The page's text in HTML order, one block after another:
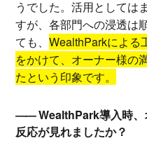
うでした。活用としては
すが、各部門への浸透は
ても、WealthParkによる
をかけて、オーナー様の
たという印象です。
WealthPark導入時
反応が見れましたか？